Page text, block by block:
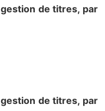
de titres, par
de titres, par